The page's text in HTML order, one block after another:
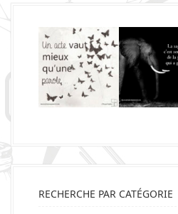
RECHERCHE PAR CATÉGORIE